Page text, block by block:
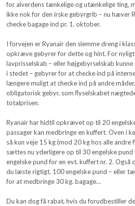
for alverdens tænkelige og utænkelige ting,
ikke nok for den irske gebyrgrib – nu hæver
checke bagage ind pr. 1. oktober.
I forvejen er Ryanair den slemme dreng i
opkræve gebyrer for dette og hint. For
lavprisselskab – eller højgebyrselskab
i stedet – gebyrer for at checke ind på
længere muligt at checke ind på andre
obligatorisk gebyr, som flyselskabet
totalprisen.
Ryanair har hidtil opkrævet op til 20
passager kan medbringe en kuffert. Oven i
så kun veje 15 kg (mod 20 kg hos alle
sættes nu yderligere op til 30 engelske
engelske pund for en evt. kuffert nr. 2. Også
du læste rigtigt. 100 engelske pund – eller
for at medbringe 30 kg. bagage…
Du kan dog få rabat, hvis du forudbestiller